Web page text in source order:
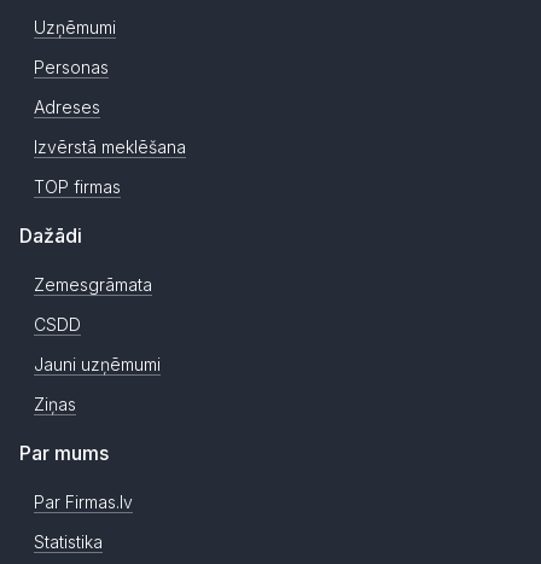
Uzņēmumi
Personas
Adreses
Izvērstā meklēšana
TOP firmas
Dažādi
Zemesgrāmata
CSDD
Jauni uzņēmumi
Ziņas
Par mums
Par Firmas.lv
Statistika